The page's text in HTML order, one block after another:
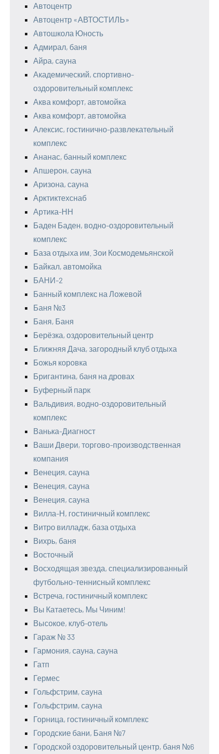
Автоцентр
Автоцентр «АВТОСТИЛЬ»
Автошкола Юность
Адмирал, баня
Айра, сауна
Академический, спортивно-
оздоровительный комплекс
Аква комфорт, автомойка
Аква комфорт, автомойка
Алексис, гостинично-развлекательный
комплекс
Ананас, банный комплекс
Апшерон, сауна
Аризона, сауна
Арктиктехснаб
Артика-НН
Баден Баден, водно-оздоровительный
комплекс
База отдыха им. Зои Космодемьянской
Байкал, автомойка
БАНИ-2
Банный комплекс на Ложевой
Баня №3
Баня, Баня
Берёзка, оздоровительный центр
Ближняя Дача, загородный клуб отдыха
Божья коровка
Бригантина, баня на дровах
Буферный парк
Вальдивия, водно-оздоровительный
комплекс
Ванька-Диагност
Ваши Двери, торгово-производственная
компания
Венеция, сауна
Венеция, сауна
Венеция, сауна
Вилла-Н, гостиничный комплекс
Витро вилладж, база отдыха
Вихрь, баня
Восточный
Восходящая звезда, специализированный
футбольно-теннисный комплекс
Встреча, гостиничный комплекс
Вы Катаетесь, Мы Чиним!
Высокое, клуб-отель
Гараж № 33
Гармония, сауна, сауна
Гатп
Гермес
Гольфстрим, сауна
Гольфстрим, сауна
Горница, гостиничный комплекс
Городские бани, Баня №7
Городской оздоровительный центр, баня №6